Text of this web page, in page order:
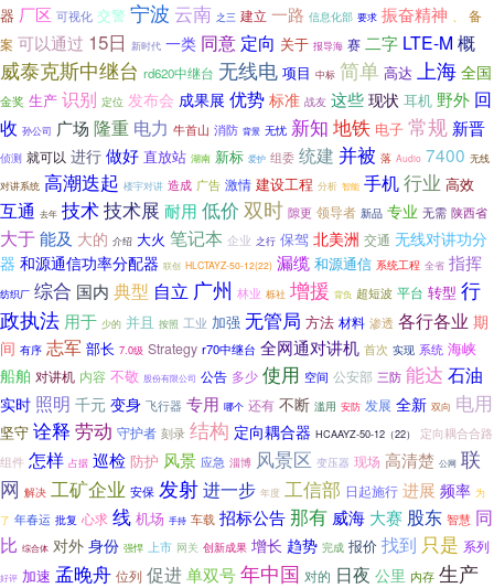
器 厂区 可视化 交警 宁波 云南 之三 建立 一路 信息化部 要求 振奋精神 、
备
案 可以通过 15日 新时代 一类 同意 定向 关于 报导海 赛 二字 LTE-M 概
威泰克斯中继台 rd620中继台 无线电 项目 中标 简单 高达 上海 全国
金奖 生产 识别 定位 发布会 成果展 优势标准 战友 这些 现状 耳机 野外 回
收 孙公司 广场 隆重 电力 牛首山 消防 背景 无忧 新知 地铁 电子 常规 新晋
侦测 就可以 进行 做好 直放站 湖南 新标 爱护 组委 统建 并被 落 Audio 7400 无线
对讲系统 高潮迭起 楼宇对讲 造成 广告 激情 建设工程 分析 智能 手机行业 高效
互通 去年 技术技术展 耐用 低价 双时 隙更 领导者 新品 专业 无需 陕西省
大于能及 大的 介绍 大火 笔记本 企业 之行 保驾 北美洲 交通 无线对讲功分
器 和源通信功率分配器 联创 HLCTAYZ-50-12(22) 漏缆 和源通信 系统工程 全省 指挥
纺织厂 综合 国内 典型 自立 广州 林业 栎社 增援 背负 超短波 平台 转型 行
政执法 用于 少的 并且 按照 工业 加强 无管局 方法 材料 渗透 各行各业 期
间 有序 志军 部长 7.0级 Strategy r70中继台 全网通对讲机 首次 实现 系统 海峡
船舶 对讲机 内容 不敬 股份有限公司 公告 多少 使用 空间 公安部 三防 能达 石油
实时 照明 千元 变身 飞行器 专用 哪个 还有 不断 滥用 安防 发展 全新 双向 电用
坚守 诠释 劳动 守护者 刻录 结构 定向耦合器 HCAAYZ-50-12（22）
定向耦合合路
组件 怎样 占据 巡检 防护 风景 应急 淄博 风景区 变压器 现场 高清楚 公网 联
网 解决 工矿企业 安保 发射进一步 年度 工信部 日起施行 进展 频率 为
了 年春运 批复 心求 线 机场 手持 车载 招标公告那有 威海 大赛 股东 智慧 同
比 综合体 对外 身份 强悍 上市 网关 创新成果 增长 趋势 完成 报价 找到 只是 系列
好评 加速 孟晚舟 位列 促进单双号年中国 对的 日夜 公里 内存 生产